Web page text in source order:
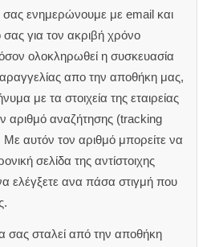
σας ενημερώνουμε με email και
για τον ακριβή χρόνο
ολοκληρωθεί η συσκευασία
απο την αποθήκη μας,
με τα στοιχεία της εταιρείας
αριθμό αναζήτησης (tracking
αυτόν τον αριθμό μπορείτε να
σελίδα της αντίστοιχης
ελέγξετε ανα πάσα στιγμή που
σας σταλεί από την αποθήκη